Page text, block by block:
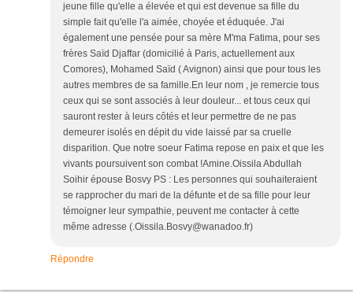
jeune fille qu'elle a élevée et qui est devenue sa fille du
simple fait qu'elle l'a aimée, choyée et éduquée. J'ai
également une pensée pour sa mère M'ma Fatima, pour ses
frères Saïd Djaffar (domicilié à Paris, actuellement aux
Comores), Mohamed Saïd ( Avignon) ainsi que pour tous les
autres membres de sa famille.En leur nom , je remercie tous
ceux qui se sont associés à leur douleur... et tous ceux qui
sauront rester à leurs côtés et leur permettre de ne pas
demeurer isolés en dépit du vide laissé par sa cruelle
disparition. Que notre soeur Fatima repose en paix et que les
vivants poursuivent son combat !Amine.Oissila Abdullah
Soihir épouse Bosvy PS : Les personnes qui souhaiteraient
se rapprocher du mari de la défunte et de sa fille pour leur
témoigner leur sympathie, peuvent me contacter à cette
même adresse (.Oissila.Bosvy@wanadoo.fr)
Répondre